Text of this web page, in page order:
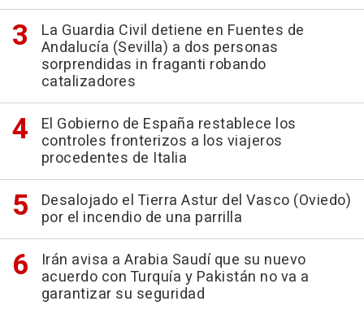
La Guardia Civil detiene en Fuentes de
Andalucía (Sevilla) a dos personas
sorprendidas in fraganti robando
catalizadores
El Gobierno de España restablece los
controles fronterizos a los viajeros
procedentes de Italia
Desalojado el Tierra Astur del Vasco (Oviedo)
por el incendio de una parrilla
Irán avisa a Arabia Saudí que su nuevo
acuerdo con Turquía y Pakistán no va a
garantizar su seguridad